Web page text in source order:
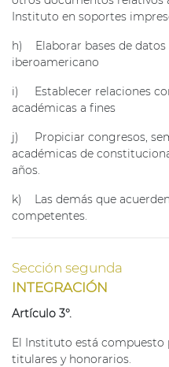
Instituto en soportes
h) Elaborar bases de
iberoamericano
i) Establecer relaciones
académicas a fines
j) Propiciar congresos,
académicas de
años.
k) Las demás que
competentes.
Sección segunda
INTEGRACIÓN
Artículo 3°.
El Instituto está
titulares y honorarios.